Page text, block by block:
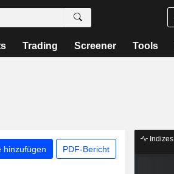
Trading Screener Tools
hinzufügen PDF-Bericht
Indizes